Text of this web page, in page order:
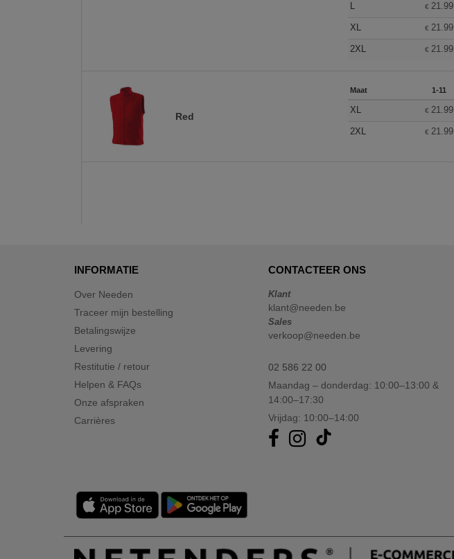
L € 21.99
XL € 21.99
2XL € 21.99
Red
Maat 1-11
XL € 21.99
2XL € 21.99
INFORMATIE
Over Needen
Traceer mijn bestelling
Betalingswijze
Levering
Restitutie / retour
Helpen & FAQs
Onze afspraken
Carrières
CONTACTEER ONS
Klant
klant@needen.be
Sales
verkoop@needen.be
02 586 22 00
Maandag – donderdag: 10:00–13:00 &
14:00–17:30
Vrijdag: 10:00–14:00